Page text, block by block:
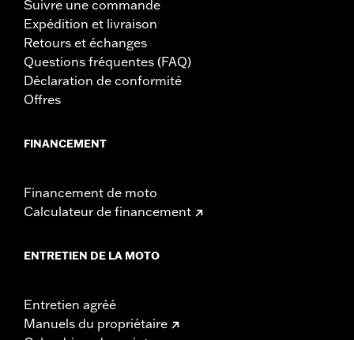
Suivre une commande
Expédition et livraison
Retours et échanges
Questions fréquentes (FAQ)
Déclaration de conformité
Offres
FINANCEMENT
Financement de moto
Calculateur de financement
ENTRETIEN DE LA MOTO
Entretien agréé
Manuels du propriétaire